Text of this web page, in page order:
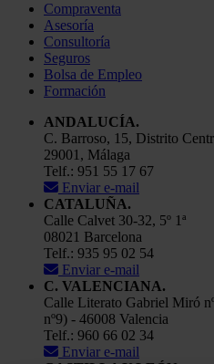
Compraventa
Asesoría
Consultoría
Seguros
Bolsa de Empleo
Formación
ANDALUCÍA.
C. Barroso, 15, Distrito
29001, Málaga
Telf.: 951 55 17 67
Enviar e-mail
CATALUÑA.
Calle Calvet 30-32, 5º 1ª
08021 Barcelona
Telf.: 935 95 02 54
Enviar e-mail
C. VALENCIANA.
Calle Literato Gabriel Miró
nº9) - 46008 Valencia
Telf.: 960 66 02 34
Enviar e-mail